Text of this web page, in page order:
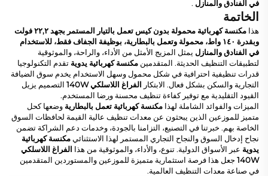
في الفنادق والمنازل .
الخاتمة
هذا
مكنسة كهربائية محمولة بدون كيس تعمل بالتيار المستمر بجهد ٢٢,٢ فولت
وبقدرة ١٤٠ واط، محمولة وتعمل بالبطارية، بوظيفة الجفاف فقط، للاستخدام
في الفنادق والمنازل يمثل المزيج الأمثل من الأداء، والراحة، والموثوقية
لتطبيقات التنظيف الحديثة. المتقدمين مكنسة كهربائية يدوية تقدم التكنولوجيا
قدرات تنظيفية احترافية في شكل محمول وسهل الاستخدام يخدم سوق الضيافة
التجارية والسكن بشكل فعال. الابتكار الفراغ اللاسلكي 140W
التصميم يزيل
القيود التقليدية مع توفير كفاءة تنظيف محسنة ورضا المستخدم.
الميزات والفوائد الشاملة لهذا مكنسة كهربائية تعمل بالبطارية وضعها كحل
متميز للموزعين الذين يبحثون عن معدات تنظيف عالية القيمة لحافظات السوق
الخاصة بهم. خبرتنا في التصنيع، التزامنا بالجودة، وخدمات دعم الشراكة تضمن
نجاح إدخال السوق والنجاح التجاري المستمر لهذا الاستثنائي مكنسة كهربائية
يدوية عبر الأسواق الدولية. تنوع، والأداء، والموثوقية من هذا الفراغ اللاسلكي
140W جعل هذا فرصة استثمارية متميزة للموزعين والمستوردين المتقدمين
في صناعة معدات التنظيف العالمية.